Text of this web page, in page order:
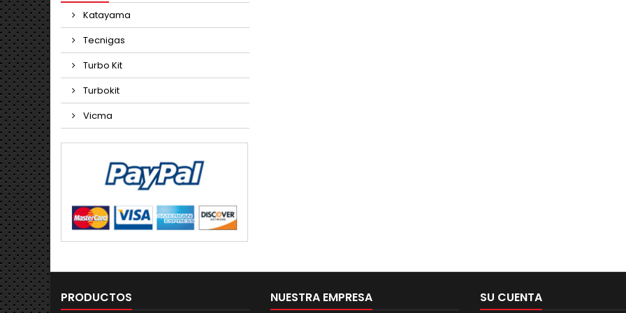
Katayama
Tecnigas
Turbo Kit
Turbokit
Vicma
PRODUCTOS NUESTRA EMPRESA SU CUENTA